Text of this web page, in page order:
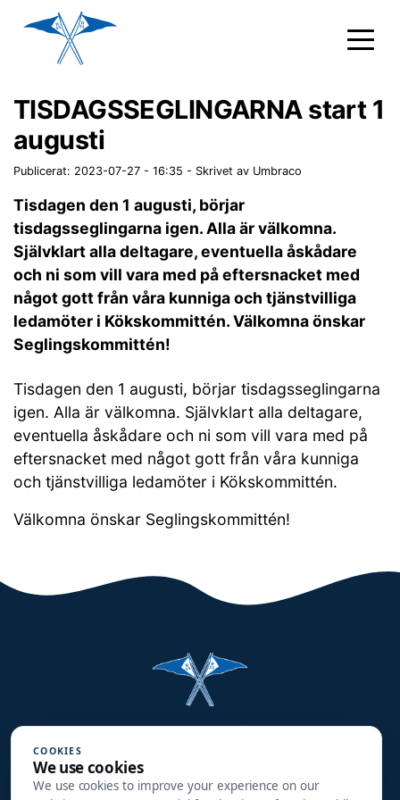
TISDAGSSEGLINGARNA start 1
augusti
Publicerat: 2023-07-27 - 16:35 - Skrivet av Umbraco
Tisdagen den 1 augusti, börjar
tisdagsseglingarna igen. Alla är välkomna.
Självklart alla deltagare, eventuella åskådare
och ni som vill vara med på eftersnacket med
något gott från våra kunniga och tjänstvilliga
ledamöter i Kökskommittén. Välkomna önskar
Seglingskommittén!
Tisdagen den 1 augusti, börjar tisdagsseglingarna
igen. Alla är välkomna. Självklart alla deltagare,
eventuella åskådare och ni som vill vara med på
eftersnacket med något gott från våra kunniga
och tjänstvilliga ledamöter i Kökskommittén.
Välkomna önskar Seglingskommittén!
Halmstads Segelsällskap
302 90 HALMSTAD
COOKIES
We use cookies
We use cookies to improve your experience on our